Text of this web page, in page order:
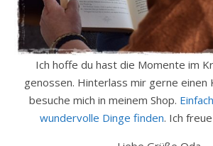
Ich hoffe du hast die Momente im
genossen. Hinterlass mir gerne einen
besuche mich in meinem Shop.
wundervolle Dinge finden. Ich